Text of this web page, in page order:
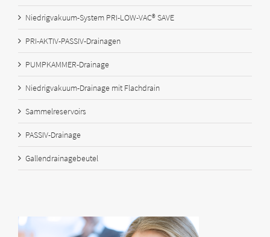
Niedrigvakuum-System PRI-LOW-VAC® SAVE
PRI-AKTIV-PASSIV-Drainagen
PUMPKAMMER-Drainage
Niedrigvakuum-Drainage mit Flachdrain
Sammelreservoirs
PASSIV-Drainage
Gallendrainagebeutel